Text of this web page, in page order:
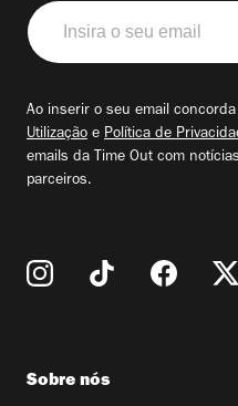
Insira
o
seu
Ao inserir o seu email
Utilização e Política de
emails da Time Out com
parceiros.
Sobre nós